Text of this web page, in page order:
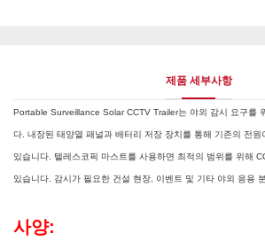
제품 세부사항
Portable Surveillance Solar CCTV Trailer는 야외 감시 요구를
다. 내장된 태양열 패널과 배터리 저장 장치를 통해 기존의 전
있습니다. 텔레스코픽 마스트를 사용하면 최적의 범위를 위해
있습니다. 감시가 필요한 건설 현장, 이벤트 및 기타 야외 응용
사양: